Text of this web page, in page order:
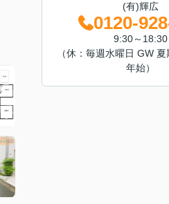
(有)輝広
0120-
9:30～18:30
（休：毎週水曜日 GW
年始）